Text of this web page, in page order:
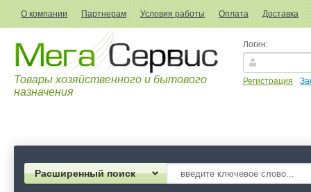
О компании Партнерам Условия работы Оплата Доставка
Товары хозяйственного и бытового
назначения
Логин:
Регистрация
Расширенный поиск